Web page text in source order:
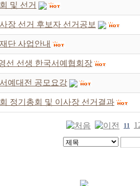
및 선거
장 선거 후보자 선거공보
단 사업안내
선 선생 한국서예협회장
예대전 공모요강
정기총회 및 이사장 선거결과
11